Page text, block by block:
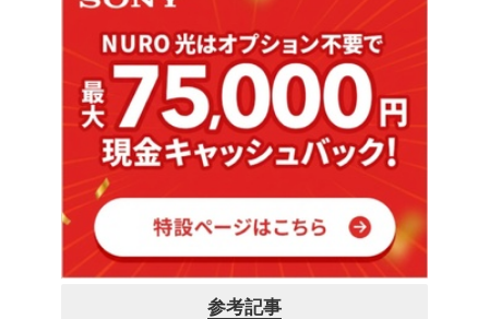
参考記事